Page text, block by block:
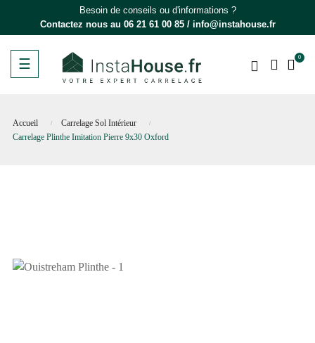
Besoin de conseils ou d'informations ?
Contactez nous au 06 21 61 00 85/ info@instahouse.fr
Basculer
la
☰ 0
Accueil
Carrelage Sol Intérieur
Carrelage Plinthe Imitation Pierre 9x30 Oxford